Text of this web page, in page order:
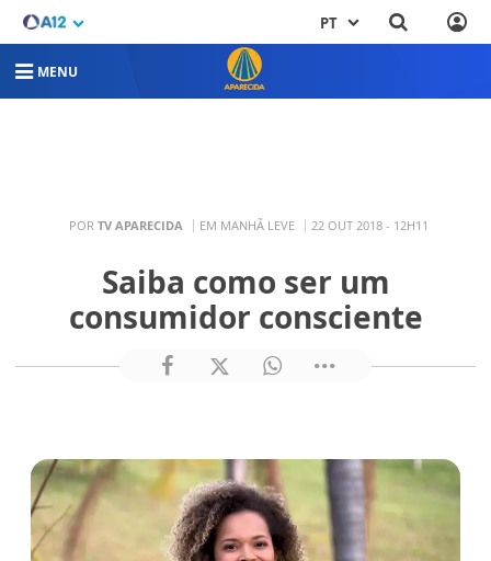
PT
MENU
POR TV APARECIDA EM MANHÃ LEVE 22 OUT 2018 - 12H11
Saiba como ser um
consumidor consciente